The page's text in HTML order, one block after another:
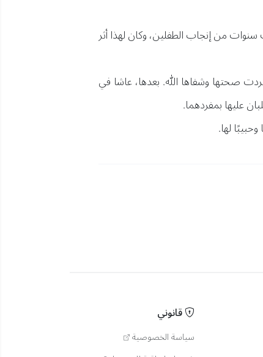
سنوات من إنجاب الطفلين، وكان لهذا أثر
صحتها وشفاها الله. بعدها، عاشا في
عليها بمفردهما.
لها.
قانوني
سياسة الخصوصية